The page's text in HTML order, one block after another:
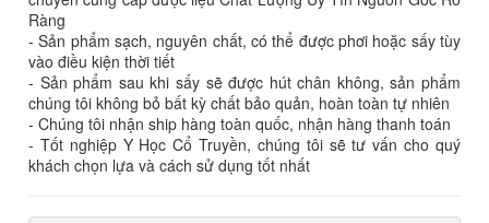
Ràng
- Sản phẩm sạch, nguyên chất, có thể được phơi hoặc sấy tùy
vào điều kiện thời tiết
- Sản phẩm sau khi sấy sẽ được hút chân không, sản phẩm
chúng tôi không bỏ bất kỳ chất bảo quản, hoàn toàn tự nhiên
- Chúng tôi nhận ship hàng toàn quốc, nhận hàng thanh toán
- Tốt nghiệp Y Học Cổ Truyền, chúng tôi sẽ tư vấn cho quý
khách chọn lựa và cách sử dụng tốt nhất